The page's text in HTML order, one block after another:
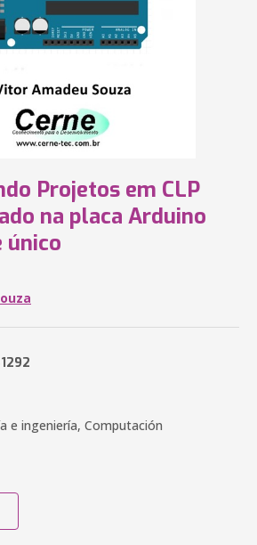
Projetos em CLP
na placa Arduino
único
e ingeniería, Computación